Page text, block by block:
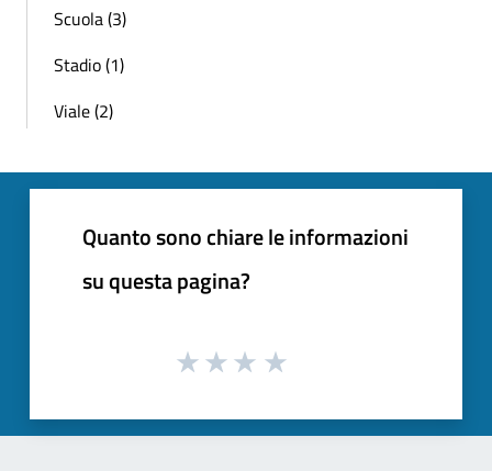
Scuola (3)
Stadio (1)
Viale (2)
Quanto sono chiare le informazioni
su questa pagina?